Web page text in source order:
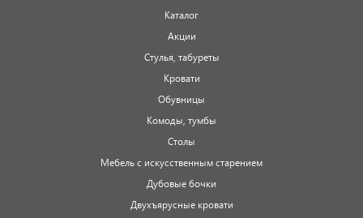
Каталог
Акции
Стулья, табуреты
Кровати
Обувницы
Комоды, тумбы
Столы
Мебель с искусственным старением
Дубовые бочки
Двухъярусные кровати